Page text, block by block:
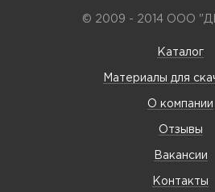
© 2009 - 2014 ООО
Каталог
Материалы для
О компании
Отзывы
Вакансии
Контакты